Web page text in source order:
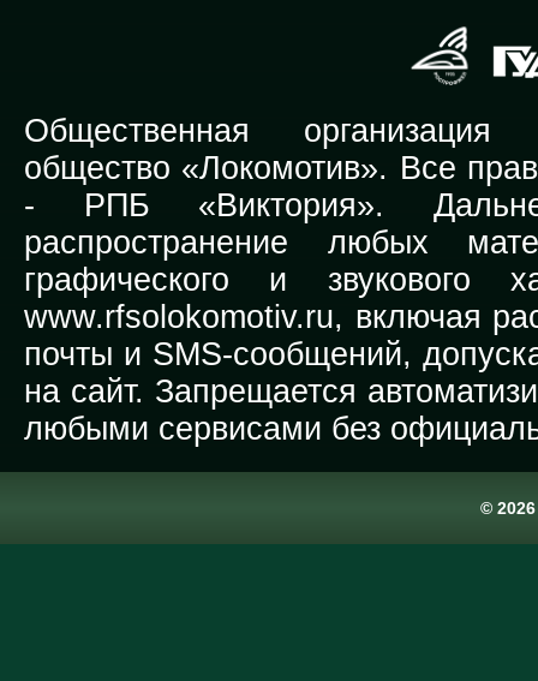
Общественная организация
общество «Локомотив». Все
- РПБ «Виктория».
распространение любых
графического и звукового
www.rfsolokomotiv.ru, включая
почты и SMS-сообщений,
на сайт. Запрещается
любыми сервисами без
©